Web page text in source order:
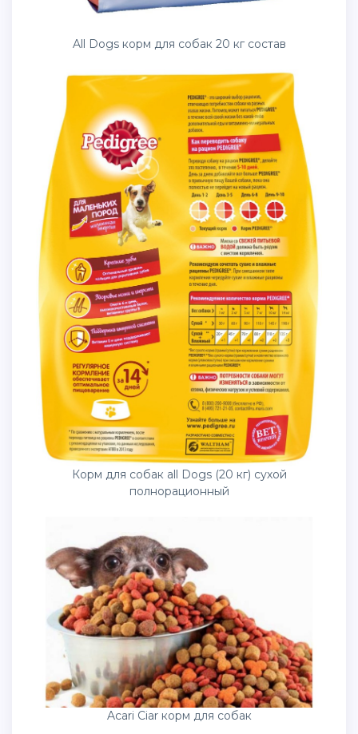
All Dogs корм для собак 20 кг состав
Корм для собак all Dogs (20 кг) сухой
полнорационный
Acari Ciar корм для собак